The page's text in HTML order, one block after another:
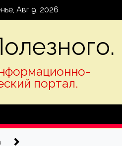
Авг 9, 2026
портал.